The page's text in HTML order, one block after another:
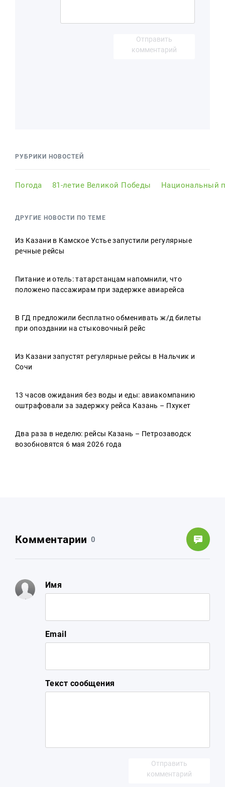
Отправить
комментарий
РУБРИКИ НОВОСТЕЙ
Погода 81-летие Великой Победы Национальный
ДРУГИЕ НОВОСТИ ПО ТЕМЕ
Из Казани в Камское Устье запустили регулярные
речные рейсы
Питание и отель: татарстанцам напомнили, что
положено пассажирам при задержке авиарейса
В ГД предложили бесплатно обменивать ж/д билеты
при опоздании на стыковочный рейс
Из Казани запустят регулярные рейсы в Нальчик и
Сочи
13 часов ожидания без воды и еды: авиакомпанию
оштрафовали за задержку рейса Казань – Пхукет
Два раза в неделю: рейсы Казань – Петрозаводск
возобновятся 6 мая 2026 года
Комментарии 0
Имя
Email
Текст сообщения
Отправить
комментарий